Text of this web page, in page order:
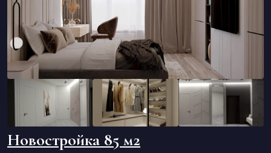
Новостройка 85 м2